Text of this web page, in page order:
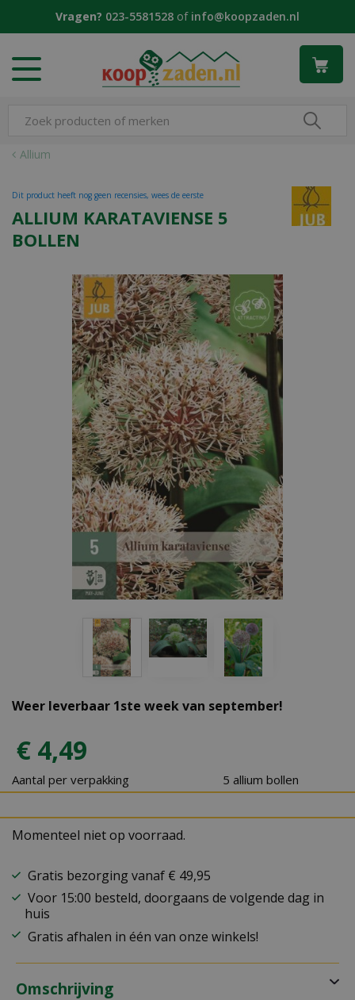
Allium
Vragen? 023-5581528 of info@koopzaden.nl
ALLIUM KARATAVIENSE 5
BOLLEN
Weer leverbaar 1ste week van september!
Dit product heeft nog geen recensies, wees de eerste
€ 4,49
Aantal per verpakking 5 allium bollen
Momenteel niet op voorraad.
Gratis bezorging vanaf € 49,95
Voor 15:00 besteld, doorgaans de volgende dag in
huis
Gratis afhalen in één van onze winkels!
Omschrijving